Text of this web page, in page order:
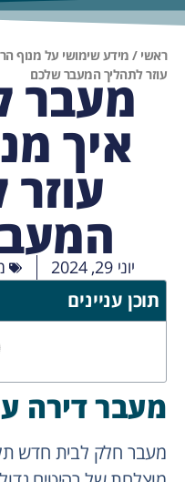
ראשי / מידע שימושי על מנוף
עוזר לתהליך המעבר שלכם
מעבר
איך
יוני 29, 2024
תוכן עניינים
מעבר דירה
מעבר חלק לבית חדש